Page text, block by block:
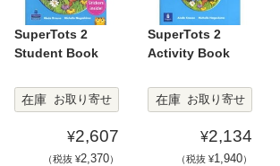
SuperTots 2
Student Book
在庫 お取り寄せ
¥2,607
（税抜 ¥2,370）
SuperTots 2
Activity Book
在庫 お取り寄せ
¥2,134
（税抜 ¥1,940）